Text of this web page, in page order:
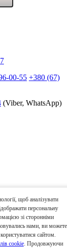
щоб аналізувати
персональну
зі сторонніми
нами, ви можете
сайтом.
cookie. Продовжуючи
00-55 +380 (67)
(Viber, WhatsApp)